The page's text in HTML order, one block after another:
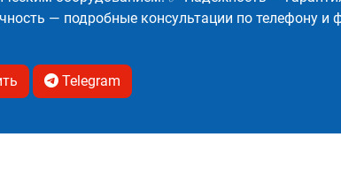
— подробные консультации по телефону и
Telegram